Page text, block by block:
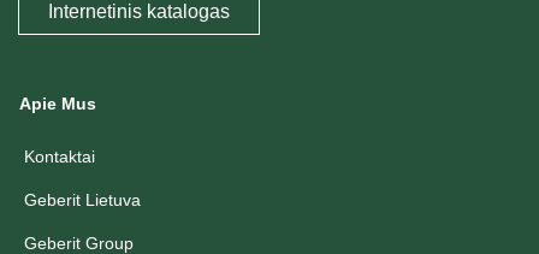
Internetinis katalogas
Apie Mus
Kontaktai
Geberit Lietuva
Geberit Group